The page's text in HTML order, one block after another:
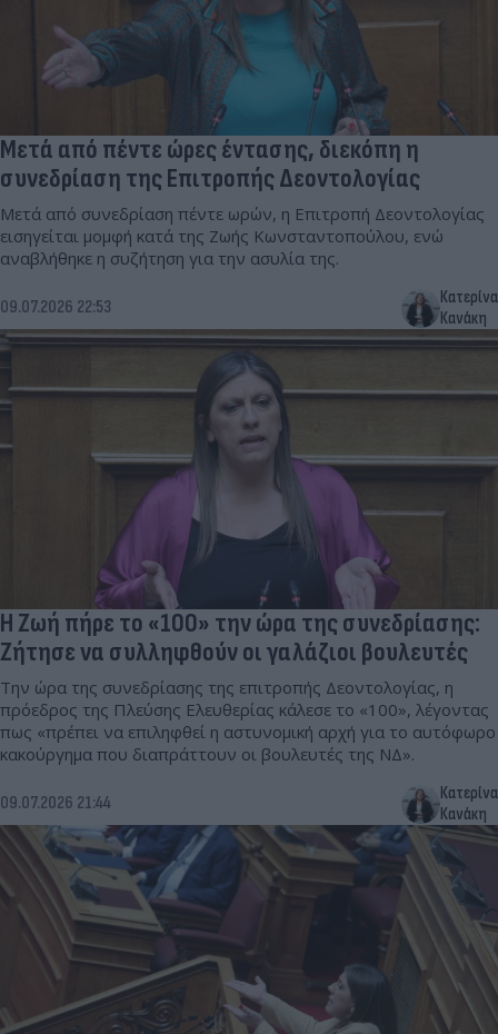
Μετά από πέντε ώρες έντασης, διεκόπη η
συνεδρίαση της Επιτροπής Δεοντολογίας
Μετά από συνεδρίαση πέντε ωρών, η Επιτροπή Δεοντολογίας
εισηγείται μομφή κατά της Ζωής Κωνσταντοπούλου, ενώ
αναβλήθηκε η συζήτηση για την ασυλία της.
09.07.2026 22:53
Κατερίνα
Κανάκη
Η Ζωή πήρε το «100» την ώρα της συνεδρίασης:
Ζήτησε να συλληφθούν οι γαλάζιοι βουλευτές
Την ώρα της συνεδρίασης της επιτροπής Δεοντολογίας, η
πρόεδρος της Πλεύσης Ελευθερίας κάλεσε το «100», λέγοντας
πως «πρέπει να επιληφθεί η αστυνομική αρχή για το αυτόφωρο
κακούργημα που διαπράττουν οι βουλευτές της ΝΔ».
09.07.2026 21:44
Κατερίνα
Κανάκη